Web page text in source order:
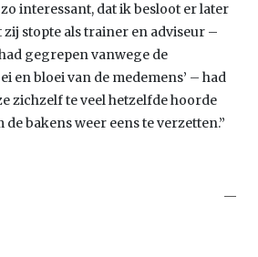
interessant, dat ik besloot er later
zij stopte als trainer en adviseur –
gegrepen vanwege de
en bloei van de medemens’ – had
zichzelf te veel hetzelfde hoorde
bakens weer eens te verzetten.”